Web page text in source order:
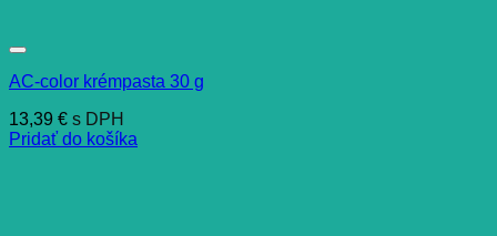
AC-color krémpasta 30 g
13,39 € s DPH
Pridať do košíka